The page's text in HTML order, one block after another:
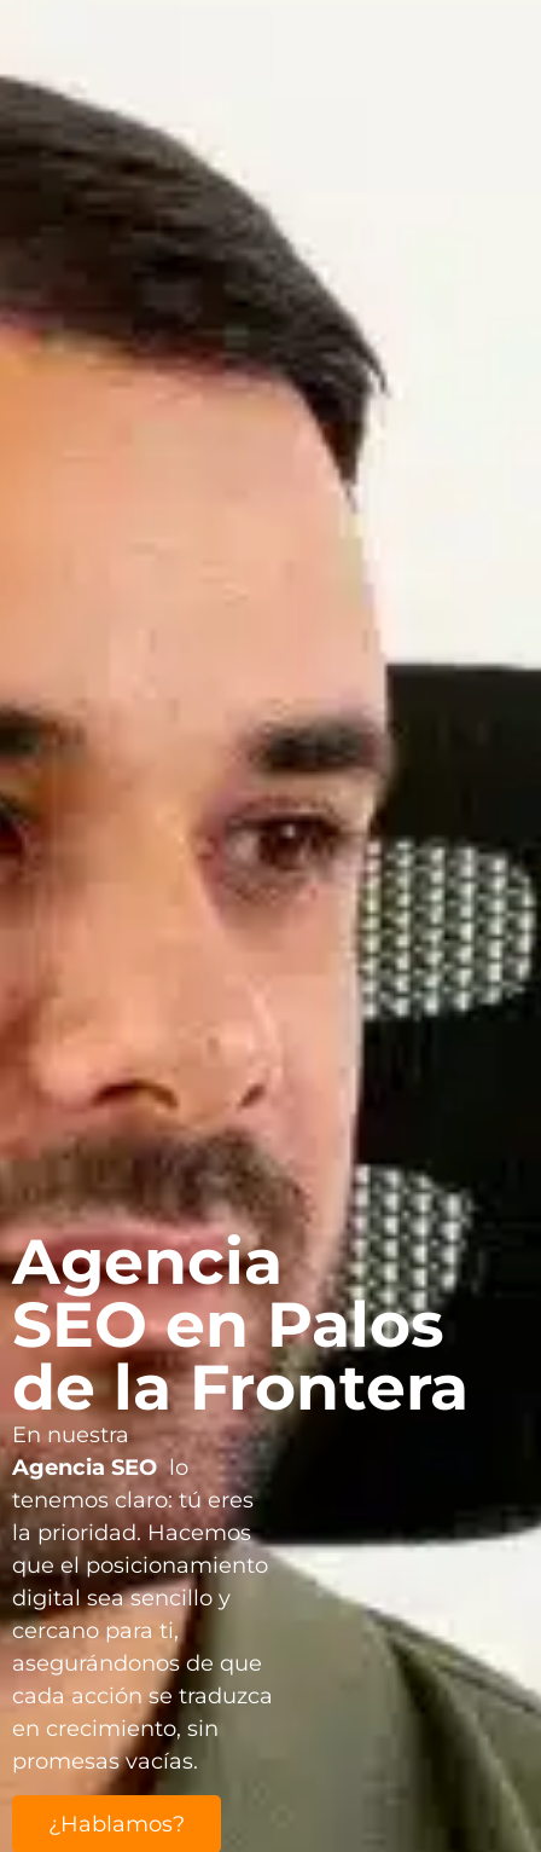
Agencia
SEO en Palos
de la Frontera
En nuestra
Agencia SEOlo
tenemos claro: tú eres
la prioridad. Hacemos
que el posicionamiento
digital sea sencillo y
cercano para ti,
asegurándonos de que
cada acción se traduzca
en crecimiento, sin
promesas vacías.
¿Hablamos?